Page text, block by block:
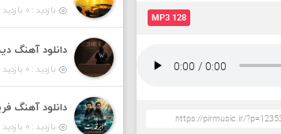
MP3 128
بازدید : ۰ بازدید بار /
بازدید : ۰ بازدید بار /
بازدید : ۰ بازدید بار /